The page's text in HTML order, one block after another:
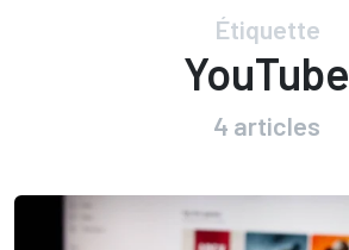
Étiquette
YouTube
4 articles